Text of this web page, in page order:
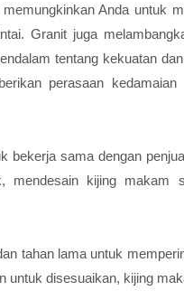
Anda untuk
Granit juga
tentang kekuatan
perasaan
bekerja sama dengan
mendesain kijing makam
tahan lama untuk
untuk disesuaikan, kijing